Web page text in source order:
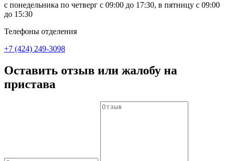
с понедельника по четверг с 09:00 до 17:30, в пятницу с 09:00
до 15:30
Телефоны отделения
+7 (424) 249-3098
Оставить отзыв или жалобу на
пристава